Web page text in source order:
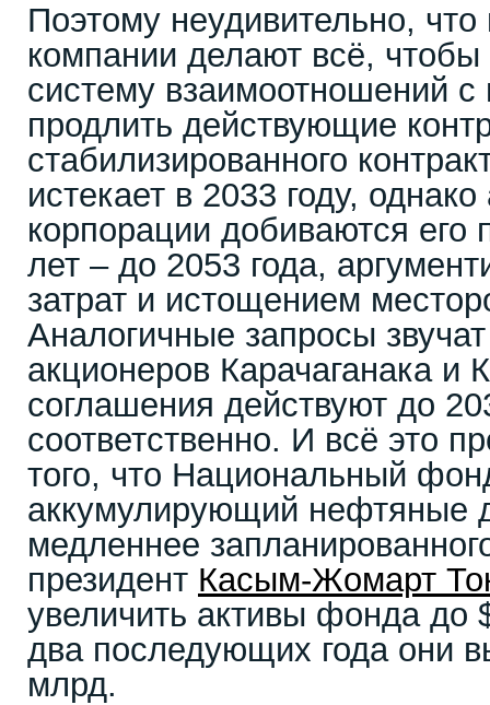
Поэтому неудивительно,
компании делают всё,
систему взаимоотношений с
продлить действующие
стабилизированного
истекает в 2033 году,
корпорации добиваются
лет – до 2053 года,
затрат и истощением
Аналогичные запросы
акционеров Карачаганака и
соглашения действуют до
соответственно. И всё это
того, что Национальный
аккумулирующий нефтяные
медленнее
президент Касым-Жомарт
увеличить активы фонда до
два последующих года они
млрд.